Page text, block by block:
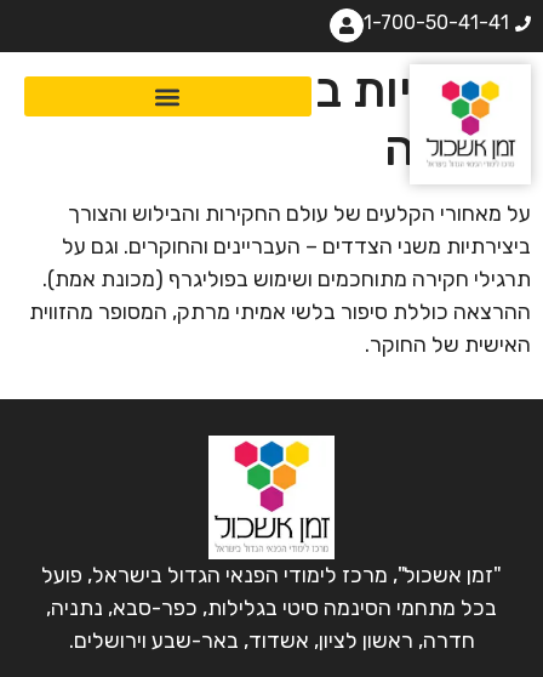
1-700-50-41-41
יצירתיות בחקירה ושוד
הקופה
על מאחורי הקלעים של עולם החקירות והבילוש והצורך
ביצירתיות משני הצדדים – העבריינים והחוקרים. וגם על
תרגילי חקירה מתוחכמים ושימוש בפוליגרף (מכונת אמת).
ההרצאה כוללת סיפור בלשי אמיתי מרתק, המסופר מהזווית
האישית של החוקר.
"זמן אשכול", מרכז לימודי הפנאי הגדול בישראל, פועל
בכל מתחמי הסינמה סיטי בגלילות, כפר-סבא, נתניה,
חדרה, ראשון לציון, אשדוד, באר-שבע וירושלים.